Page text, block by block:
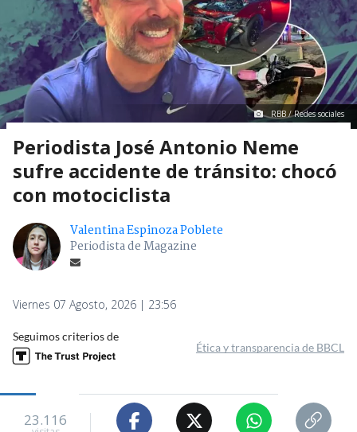
RBB / Redes sociales
Periodista José Antonio Neme
sufre accidente de tránsito: chocó
con motociclista
Valentina Espinoza Poblete
Periodista de Magazine
Viernes 07 Agosto, 2026 | 23:56
Seguimos criterios de
Ética y transparencia de BBCL
23.116